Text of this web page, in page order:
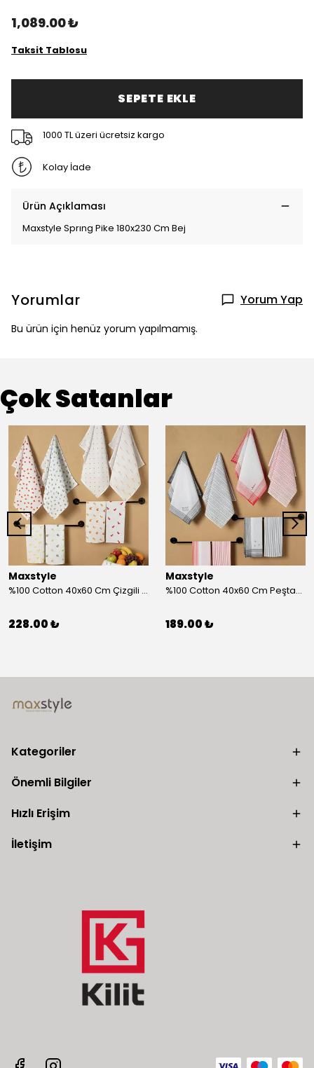
1,089.00 ₺
Taksit Tablosu
SEPETE EKLE
1000 TL üzeri ücretsiz kargo
Kolay İade
Ürün Açıklaması
Maxstyle Sprıng Pike 180x230 Cm Bej
Yorumlar Yorum Yap
Bu ürün için henüz yorum yapılmamış.
Çok Satanlar
Maxstyle
%100 Cotton 40x60 Cm Çizgili Peştemal Kurulama Bezi 2 Li Set
228.00 ₺
Maxstyle
%100 Cotton 40x60 Cm Peştamal Kurulama Bezi 4 Lü Set
189.00 ₺
Kategoriler
Önemli Bilgiler
Hızlı Erişim
İletişim